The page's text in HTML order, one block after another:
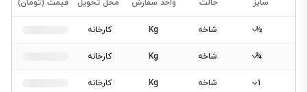
سایز حالت واحد سفارش محل تحویل قیمت (تومان)
½ شاخه Kg کارخانه
¾ شاخه Kg کارخانه
1 شاخه Kg کارخانه